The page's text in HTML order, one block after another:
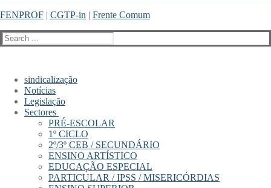
FENPROF | CGTP-in | Frente Comum
Search
for:
sindicalização
Notícias
Legislação
Sectores
PRÉ-ESCOLAR
1º CICLO
2º/3º CEB / SECUNDÁRIO
ENSINO ARTÍSTICO
EDUCAÇÃO ESPECIAL
PARTICULAR / IPSS / MISERICÓRDIAS